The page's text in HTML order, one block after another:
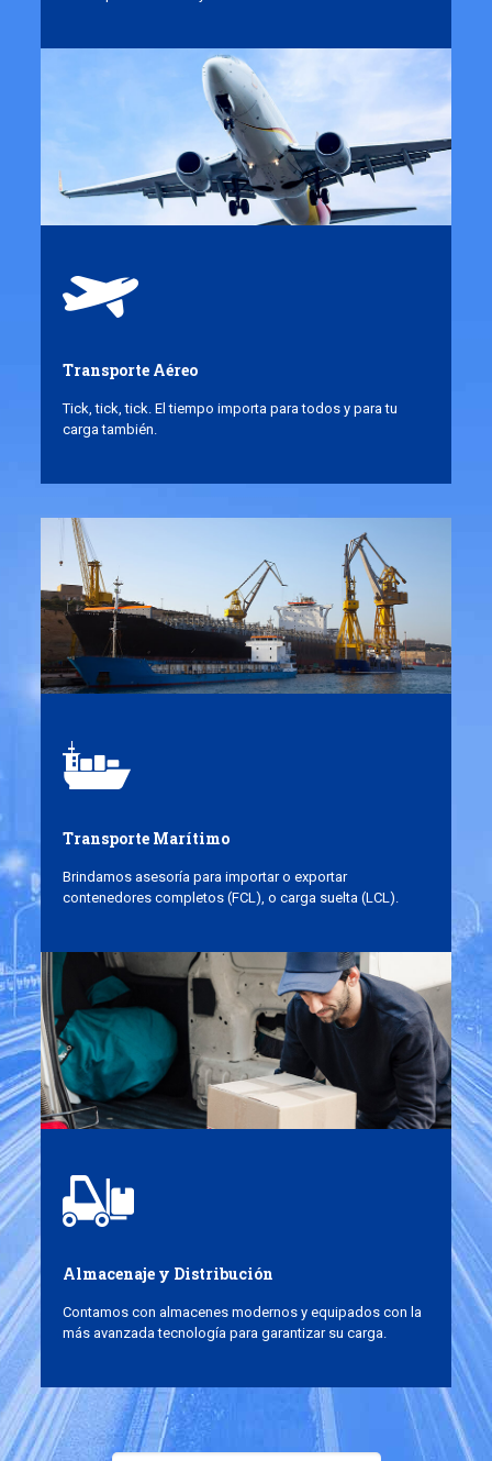
Transporte Aéreo
Tick, tick, tick. El tiempo importa para todos y para tu
carga también.
Transporte Marítimo
Brindamos asesoría para importar o exportar
contenedores completos (FCL), o carga suelta (LCL).
Almacenaje y Distribución
Contamos con almacenes modernos y equipados con la
más avanzada tecnología para garantizar su carga.